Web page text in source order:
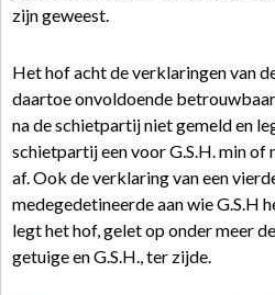
zijn geweest.
Het hof acht de verklaringen van
daartoe onvoldoende
na de schietpartij niet gemeld en
schietpartij een voor G.S.H. min
af. Ook de verklaring van een
medegedetineerde aan wie G.S.H
legt het hof, gelet op onder meer
getuige en G.S.H., ter zijde.